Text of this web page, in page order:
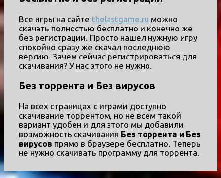
Все игры на сайте thelastgame.ru можно
скачать полностью бесплатно и конечно же
без регистрации. Просто нашел нужную игру
спокойно сразу же скачал последнюю
версию. Зачем сейчас регистрироваться для
скачивания? У нас этого не нужно.
Без торрента и Без вирусов
На всех страницах с играми доступно
скачивание торрентом, но не всем такой
вариант удобен и для этого мы добавили
возможность скачивания Без торрента и Без
вирусов прямо в браузере бесплатно. Теперь
не нужно скачивать программу для торрента.